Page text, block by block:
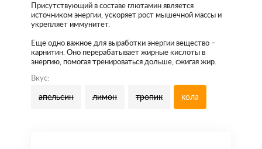
Присутствующий в составе глютамин является
источником энергии, ускоряет рост мышечной массы и
укрепляет иммунитет.
Еще одно важное для выработки энергии вещество –
карнитин. Оно перерабатывает жирные кислоты в
энергию, помогая тренироваться дольше, сжигая жир.
Вкус:
апельсин лимон тропик кола